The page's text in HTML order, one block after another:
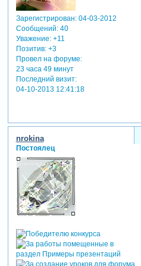
Зарегистрирован: 04-03-2012
Сообщений:40
Уважение: +11
Позитив: +3
Провел на форуме:
23 часа 49 минут
Последний визит:
04-10-2013 12:41:18
nrokina
Постоялец